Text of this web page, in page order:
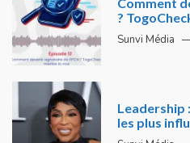
?
Sunvi Média
Leadership
les plus